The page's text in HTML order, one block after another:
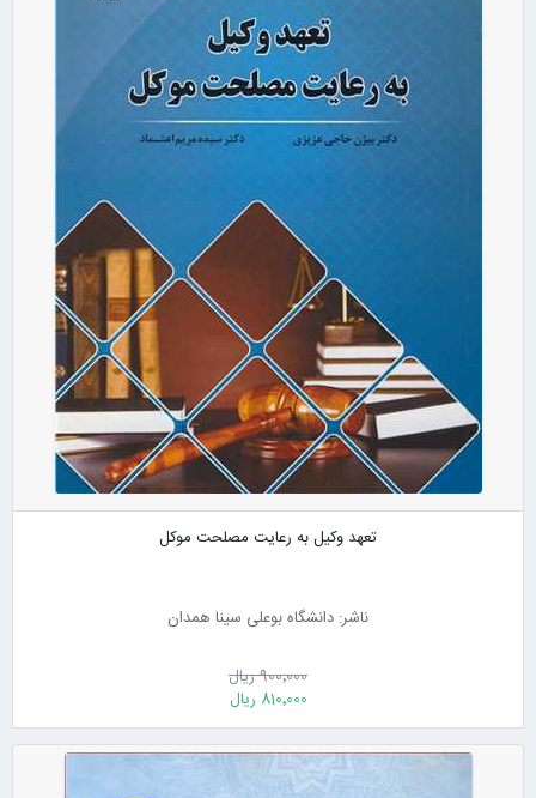
تعهد وکیل به رعایت مصلحت موکل
ناشر: دانشگاه بوعلی سینا همدان
900٬000 ریال
810٬000 ریال